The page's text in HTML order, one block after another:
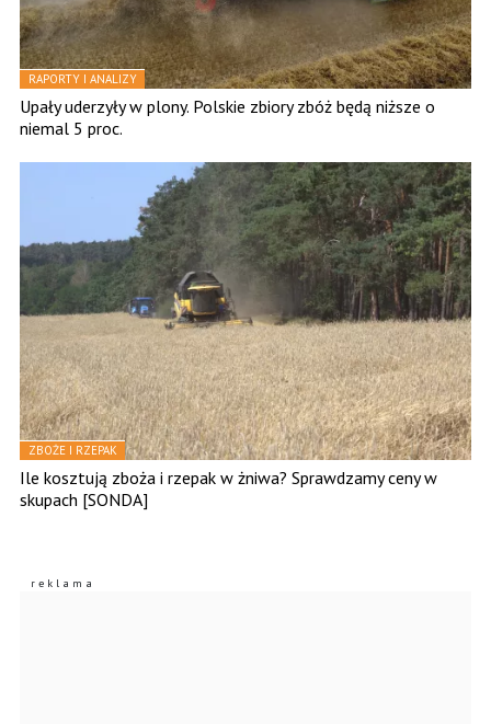
RAPORTY I ANALIZY
Upały uderzyły w plony. Polskie zbiory zbóż będą niższe o
niemal 5 proc.
ZBOŻE I RZEPAK
Ile kosztują zboża i rzepak w żniwa? Sprawdzamy ceny w
skupach [SONDA]